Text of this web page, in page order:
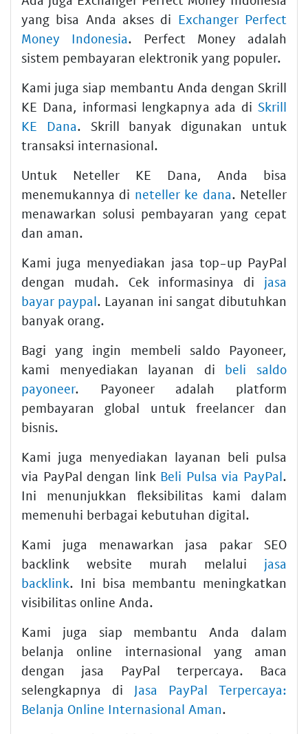
yang bisa Anda akses di Exchanger Perfect
Money Indonesia. Perfect Money adalah
sistem pembayaran elektronik yang populer.
Kami juga siap membantu Anda dengan Skrill
KE Dana, informasi lengkapnya ada di Skrill
KE Dana. Skrill banyak digunakan untuk
transaksi internasional.
Untuk Neteller KE Dana, Anda bisa
menemukannya di neteller ke dana. Neteller
menawarkan solusi pembayaran yang cepat
dan aman.
Kami juga menyediakan jasa top-up PayPal
dengan mudah. Cek informasinya di jasa
bayar paypal. Layanan ini sangat dibutuhkan
banyak orang.
Bagi yang ingin membeli saldo Payoneer,
kami menyediakan layanan di beli saldo
payoneer. Payoneer adalah platform
pembayaran global untuk freelancer dan
bisnis.
Kami juga menyediakan layanan beli pulsa
via PayPal dengan link Beli Pulsa via PayPal.
Ini menunjukkan fleksibilitas kami dalam
memenuhi berbagai kebutuhan digital.
Kami juga menawarkan jasa pakar SEO
backlink website murah melalui jasa
backlink. Ini bisa membantu meningkatkan
visibilitas online Anda.
Kami juga siap membantu Anda dalam
belanja online internasional yang aman
dengan jasa PayPal terpercaya. Baca
selengkapnya di Jasa PayPal Terpercaya:
Belanja Online Internasional Aman.